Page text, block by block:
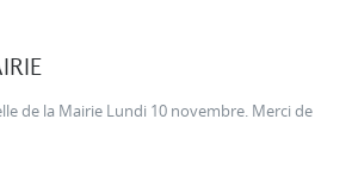
de la Mairie Lundi 10 novembre. Merci de